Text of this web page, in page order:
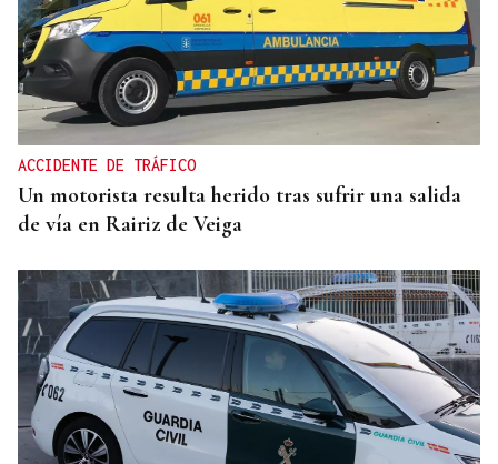
ACCIDENTE DE TRÁFICO
Un motorista resulta herido tras sufrir una salida
de vía en Rairiz de Veiga